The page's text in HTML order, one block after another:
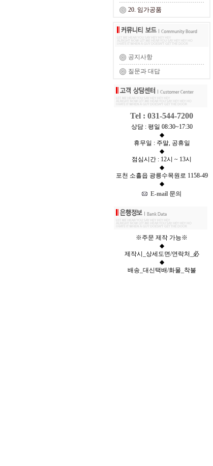
20. 임가공품
공지사항
질문과 대답
Tel : 031-544-7200
상담 : 평일 08:30~17:30
◆
휴무일 : 주말, 공휴일
◆
점심시간 : 12시 ~ 13시
◆
포천 소흘읍 광릉수목원로 1158-49
◆
E-mail 문의
※주문 제작 가능※
◆
제작시_상세도면/연락처_必
◆
배송_대신택배/화물_착불